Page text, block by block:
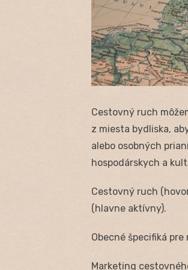
Cestovný ruch
z miesta bydliska,
alebo osobných
hospodárskych a
Cestovný ruch
(hlavne aktívny).
Obecné špecifiká
Marketing